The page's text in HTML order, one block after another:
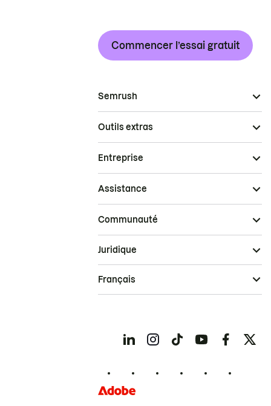
Commencer l’essai gratuit
Semrush
Outils extras
Entreprise
Assistance
Communauté
Juridique
Français